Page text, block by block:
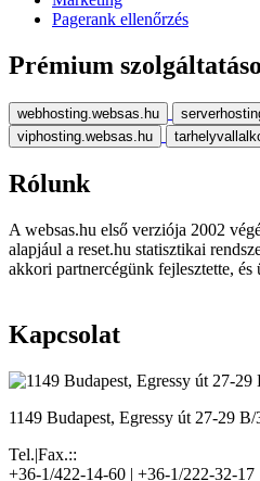
Pagerank ellenőrzés
Prémium
webhosting.websas.hu
viphosting.websas.hu
Rólunk
A websas.hu első verziója 2002
alapjául a reset.hu statisztikai
akkori partnercégünk fejlesztette, és
Kapcsolat
1149 Budapest, Egressy út 27-29 B/
Tel.|Fax.::
+36-1/422-14-60 | +36-1/222-32-17